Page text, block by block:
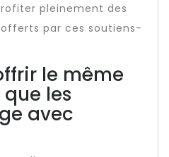
pleinement des
par ces soutiens-
le même
les
avec